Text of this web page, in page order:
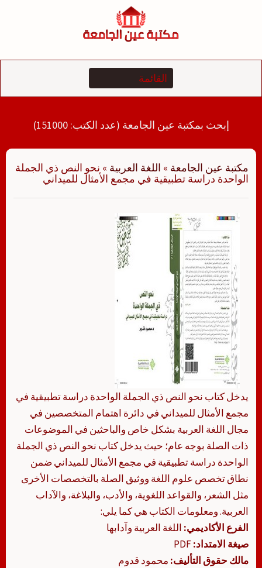
إبحث بمكتبة عين الجامعة (عدد الكتب: 151000)
مكتبة عين الجامعة » اللغة العربية » نحو النص ذي الجملة
الواحدة دراسة تطبيقية في مجمع الأمثال للميداني
يدخل كتاب نحو النص ذي الجملة الواحدة دراسة تطبيقية في
مجمع الأمثال للميداني في دائرة اهتمام المتخصصين في
مجال اللغة العربية بشكل خاص والباحثين في الموضوعات
ذات الصلة بوجه عام؛ حيث يدخل كتاب نحو النص ذي الجملة
الواحدة دراسة تطبيقية في مجمع الأمثال للميداني ضمن
نطاق تخصص علوم اللغة ووثيق الصلة بالتخصصات الأخرى
مثل الشعر، والقواعد اللغوية، والأدب، والبلاغة، والآداب
العربية. ومعلومات الكتاب هي كما يلي:
الفرع الأكاديمي: اللغة العربية وآدابها
صيغة الامتداد:
مالك حقوق التأليف: محمود قدوم